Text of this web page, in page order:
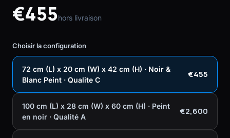
€455hors livraison
Choisir la configuration
72 cm (L) x 20 cm (W) x 42 cm (H) · Noir &
Blanc Peint · Qualite C
€455
100 cm (L) x 28 cm (W) x 60 cm (H) · Peint
en noir · Qualité A
€2,600